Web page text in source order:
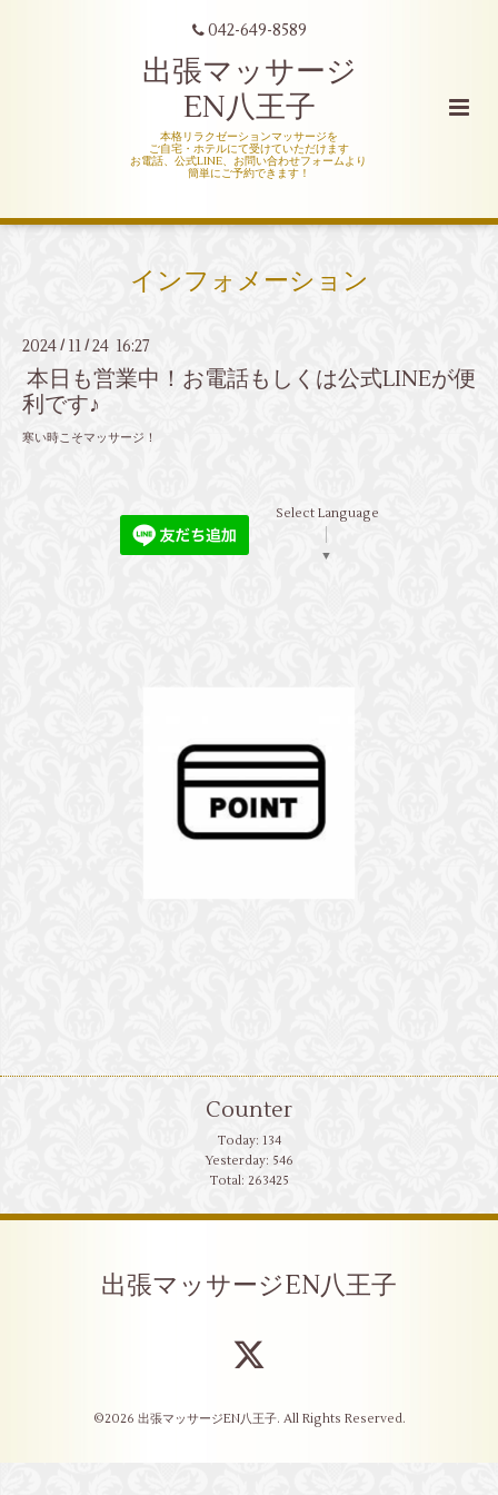
042-649-8589
出張マッサージ
EN八王子
本格リラクゼーションマッサージを
ご自宅・ホテルにて受けていただけます
お電話、公式LINE、お問い合わせフォームより
簡単にご予約できます！
インフォメーション
2024 / 11 / 24 16:27
本日も営業中！お電話もしくは公式LINEが便
利です♪
寒い時こそマッサージ！
Select Language
▼
Counter
Today: 134
Yesterday: 546
Total: 263425
出張マッサージEN八王子
©2026 出張マッサージEN八王子. All Rights Reserved.